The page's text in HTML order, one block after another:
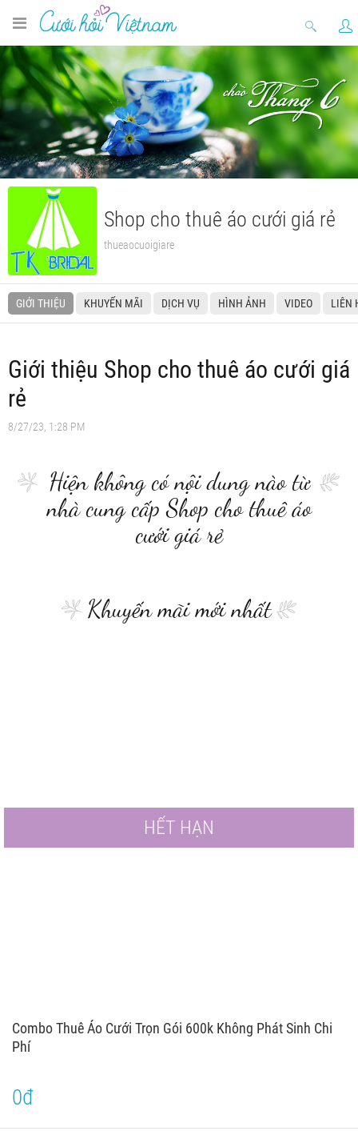
Shop cho thuê áo cưới giá rẻ
thueaocuoigiare
GIỚI THIỆU KHUYẾN MÃI DỊCH VỤ HÌNH ẢNH VIDEO LIÊN
Giới thiệu Shop cho thuê áo cưới giá
rẻ
8/27/23, 1:28 PM
Hiện không có nội dung nào từ
nhà cung cấp Shop cho thuê áo
cưới giá rẻ
Khuyến mãi mới nhất
HẾT HẠN
Combo Thuê Áo Cưới Trọn Gói 600k Không Phát Sinh Chi
Phí
0đ